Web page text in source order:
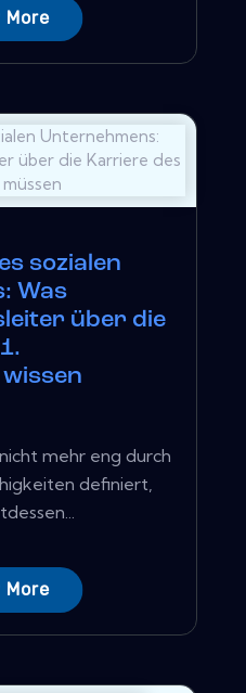
More
sozialen
Was
über die
mehr eng durch
definiert,
More